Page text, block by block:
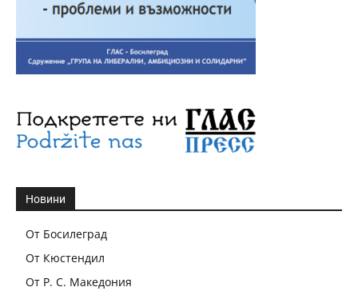
Новини
От Босилеград
От Кюстендил
От Р. С. Македония